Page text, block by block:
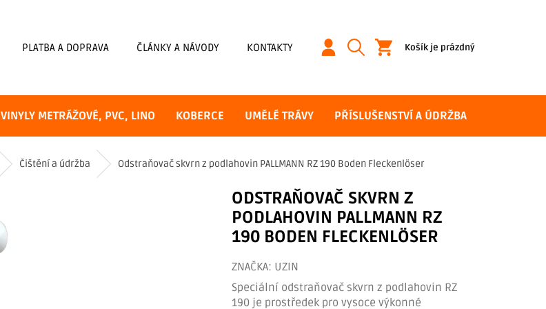
PLATBA A DOPRAVA ČLÁNKY A NÁVODY KONTAKTY
NÁKUPNÍ
Košík je prázdný
VINYLY METRÁŽOVÉ, PVC, LINO KOBERCE UMĚLÉ TRÁVY PŘÍSLUŠENSTVÍ A ÚDRŽBA
Čištění a údržba Odstraňovač skvrn z podlahovin PALLMANN RZ 190 Boden Fleckenlöser
ZNAČKA: UZIN
ODSTRAŇOVAČ SKVRN Z
PODLAHOVIN PALLMANN RZ
190 BODEN FLECKENLÖSER
Speciální odstraňovač skvrn z podlahovin RZ
190 je prostředek pro vysoce výkonné